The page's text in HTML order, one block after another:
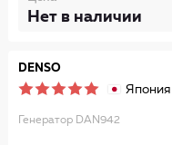
Нет в наличии
DENSO
Япония
Генератор DAN942